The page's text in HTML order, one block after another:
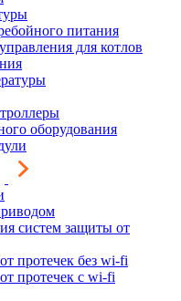
питания
для котлов
оборудования
систем защиты от
протечек без wi-fi
протечек с wi-fi